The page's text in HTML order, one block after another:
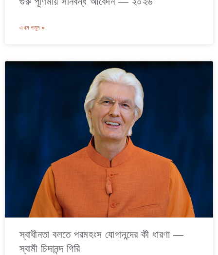
এখন পড়ুন »
স্বাধীনতা বলতে পরমহংস যোগানন্দের কী ধারণা —
স্বামী চিদানন্দ গিরি